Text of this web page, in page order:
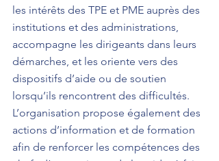
les intérêts des TPE et PME auprès des
institutions et des administrations,
accompagne les dirigeants dans leurs
démarches, et les oriente vers des
dispositifs d’aide ou de soutien
lorsqu’ils rencontrent des difficultés.
L’organisation propose également des
actions d’information et de formation
afin de renforcer les compétences des